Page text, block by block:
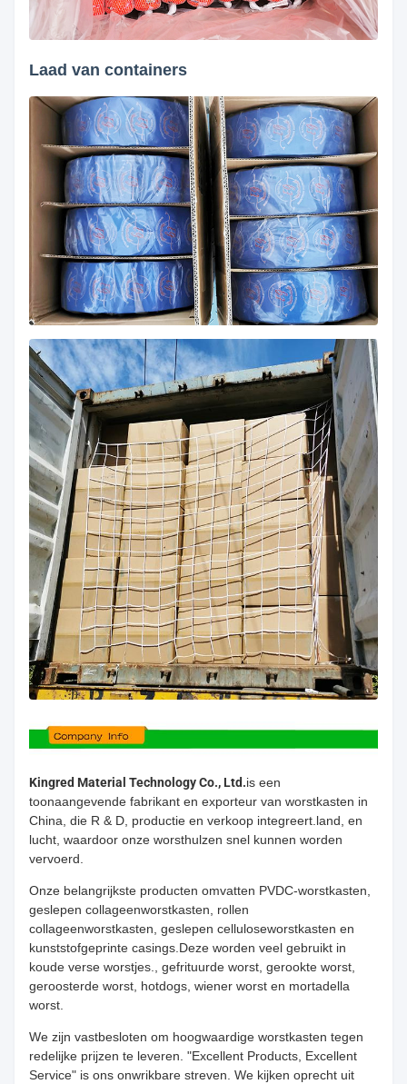
Laad van containers
Kingred Material Technology Co., Ltd.is een
toonaangevende fabrikant en exporteur van worstkasten in
China, die R & D, productie en verkoop integreert.land, en
lucht, waardoor onze worsthulzen snel kunnen worden
vervoerd.
Onze belangrijkste producten omvatten PVDC-worstkasten,
geslepen collageenworstkasten, rollen
collageenworstkasten, geslepen celluloseworstkasten en
kunststofgeprinte casings.Deze worden veel gebruikt in
koude verse worstjes., gefrituurde worst, gerookte worst,
geroosterde worst, hotdogs, wiener worst en mortadella
worst.
We zijn vastbesloten om hoogwaardige worstkasten tegen
redelijke prijzen te leveren. "Excellent Products, Excellent
Service" is ons onwrikbare streven. We kijken oprecht uit